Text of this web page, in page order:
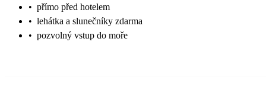
• přímo před hotelem
• lehátka a slunečníky zdarma
• pozvolný vstup do moře